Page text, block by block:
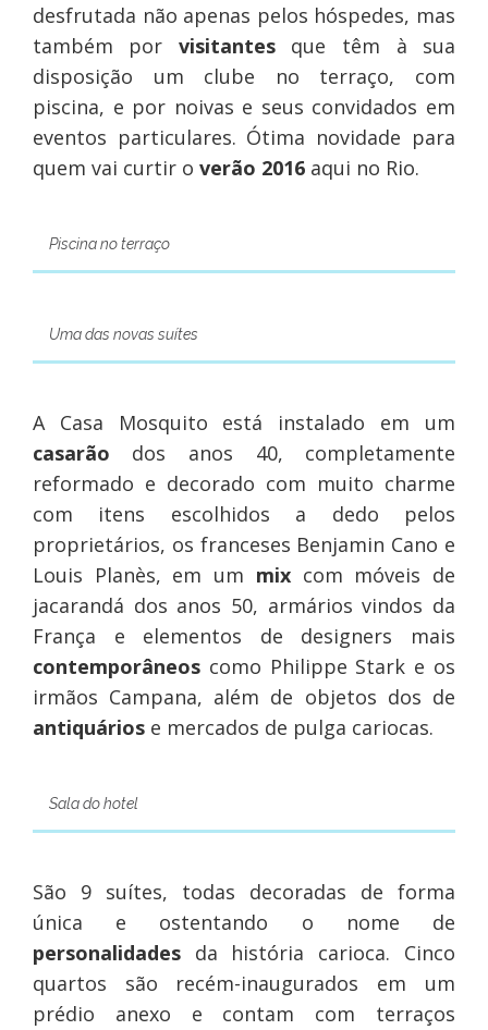
desfrutada não apenas pelos hóspedes, mas
também por visitantesque têm à sua
disposição um clube no terraço, com
piscina, e por noivas e seus convidados em
eventos particulares. Ótima novidade para
quem vai curtir o verão 2016aqui no Rio.
Piscina no terraço
Uma das novas suítes
A Casa Mosquito está instalado em um
casarão dos anos 40, completamente
reformado e decorado com muito charme
com itens escolhidos a dedo pelos
proprietários, os franceses Benjamin Cano e
Louis Planès, em um mixcom móveis de
jacarandá dos anos 50, armários vindos da
França e elementos de designers mais
contemporâneoscomo Philippe Stark e os
irmãos Campana, além de objetos dos de
antiquáriose mercados de pulga cariocas.
Sala do hotel
São 9 suítes, todas decoradas de forma
única e ostentando o nome de
personalidadesda história carioca. Cinco
quartos são recém-inaugurados em um
prédio anexo e contam com terraços